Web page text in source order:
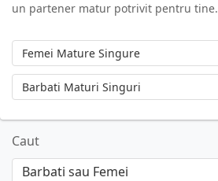
un partener matur potrivit pentru tine.
Femei Mature Singure
Barbati Maturi Singuri
Caut